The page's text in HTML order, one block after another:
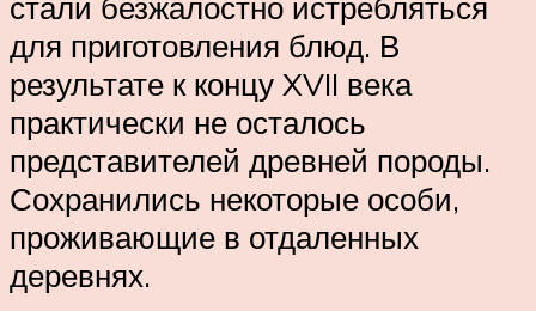
для приготовления блюд. В
результате к концу XVII века
практически не осталось
представителей древней породы.
Сохранились некоторые особи,
проживающие в отдаленных
деревнях.